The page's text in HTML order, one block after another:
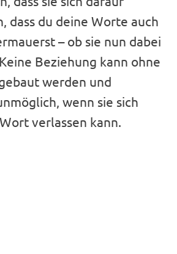
dass du deine Worte auch
– ob sie nun dabei
Beziehung kann ohne
werden und
wenn sie sich
verlassen kann.